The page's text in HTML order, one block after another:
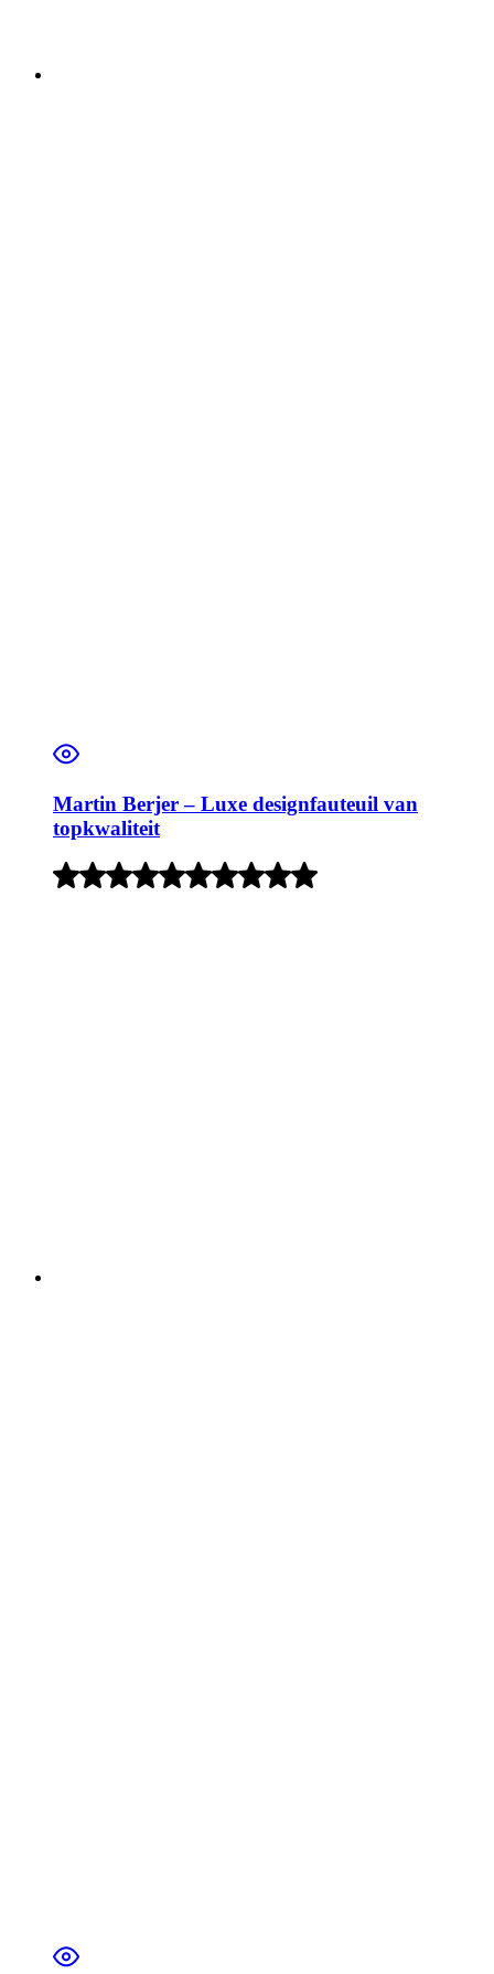
Martin Berjer – Luxe designfauteuil van
topkwaliteit